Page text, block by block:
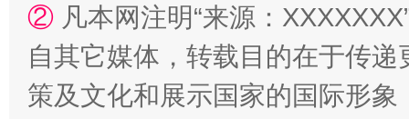
② 凡本网注明“来源：
自其它媒体，转载目的在于传
策及文化和展示国家的国际形